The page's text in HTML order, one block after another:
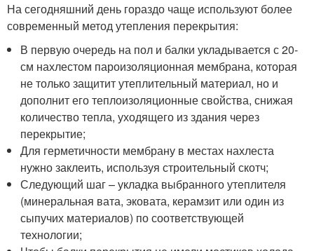
На сегодняшний день гораздо чаще используют более
современный метод утепления перекрытия:
В первую очередь на пол и балки укладывается с 20-
см нахлестом пароизоляционная мембрана, которая
не только защитит утеплительный материал, но и
дополнит его теплоизоляционные свойства, снижая
количество тепла, уходящего из здания через
перекрытие;
Для герметичности мембрану в местах нахлеста
нужно заклеить, используя строительный скотч;
Следующий шаг – укладка выбранного утеплителя
(минеральная вата, эковата, керамзит или один из
сыпучих материалов) по соответствующей
технологии;